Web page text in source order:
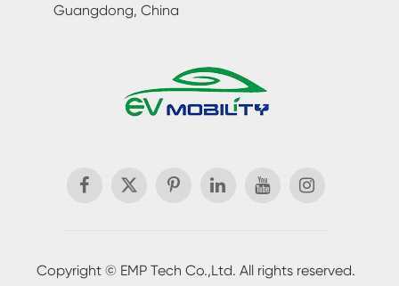
Guangdong, China

Copyright © EMP Tech Co.,Ltd. All rights reserved.